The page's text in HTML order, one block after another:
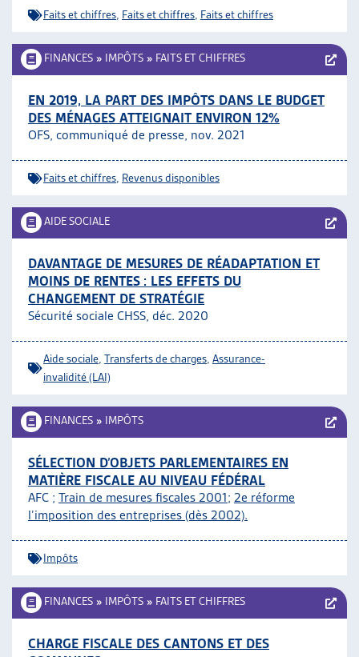
Faits et chiffres Faits et chiffres Faits et chiffres
FINANCES » IMPÔTS » FAITS ET CHIFFRES
EN 2019, LA PART DES IMPÔTS DANS LE BUDGET
DES MÉNAGES ATTEIGNAIT ENVIRON 12%
OFS, communiqué de presse, nov. 2021
Faits et chiffres Revenus disponibles
AIDE SOCIALE
DAVANTAGE DE MESURES DE RÉADAPTATION ET
MOINS DE RENTES : LES EFFETS DU
CHANGEMENT DE STRATÉGIE
Sécurité sociale CHSS, déc. 2020
Aide sociale Transferts de charges Assurance-
invalidité (LAI)
FINANCES » IMPÔTS
SÉLECTION D’OBJETS PARLEMENTAIRES EN
MATIÈRE FISCALE AU NIVEAU FÉDÉRAL
AFC ; Train de mesures fiscales 2001; 2e réforme
l’imposition des entreprises (dès 2002).
Impôts
FINANCES » IMPÔTS » FAITS ET CHIFFRES
CHARGE FISCALE DES CANTONS ET DES